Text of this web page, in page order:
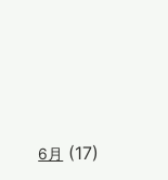
6月 (17)